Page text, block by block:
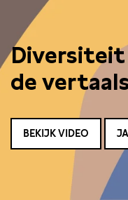
de
BEKIJK VIDEO